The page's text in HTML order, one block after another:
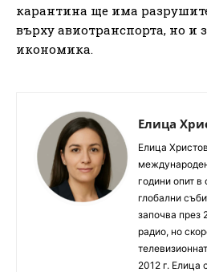
карантина ще има
върху авиотранспорта, но и
икономика.
Елица
Елица
години опит в
глобални
започва през
радио, но
2012 г. Елица